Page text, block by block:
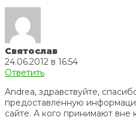
Святослав
24.06.2012 в 16:54
Ответить
Andrea, здравствуйте,
предоставленную
сайте. А кого принимают вне